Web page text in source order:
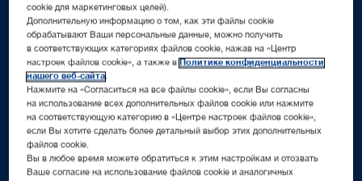
70+
cookie для маркетинговых целей).
Дополнительную информацию о том, как эти файлы cookie
обрабатывают Ваши персональные данные, можно получить
в соответствующих категориях файлов cookie, нажав на «Центр
настроек файлов cookie», а также вПолитике конфиденциальности
нашего веб-сайта.
Нажмите на «Согласиться на все файлы cookie», если Вы согласны
на использование всех дополнительных файлов cookie или нажмите
на соответствующую категорию в «Центре настроек файлов cookie»,
если Вы хотите сделать более детальный выбор этих дополнительных
файлов cookie.
Вы в любое время можете обратиться к этим настройкам и отозвать
Ваше согласие на использование файлов cookie и аналогичных